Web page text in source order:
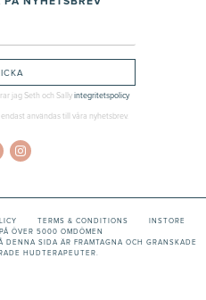
jag Seth och Sally integritetspolicy
användas till våra nyhetsbrev.
TERMS & CONDITIONS
INSTORE
ÖVER 5000 OMDÖMEN
DENNA SIDA ÄR FRAMTAGNA OCH GRANSKADE
HUDTERAPEUTER.